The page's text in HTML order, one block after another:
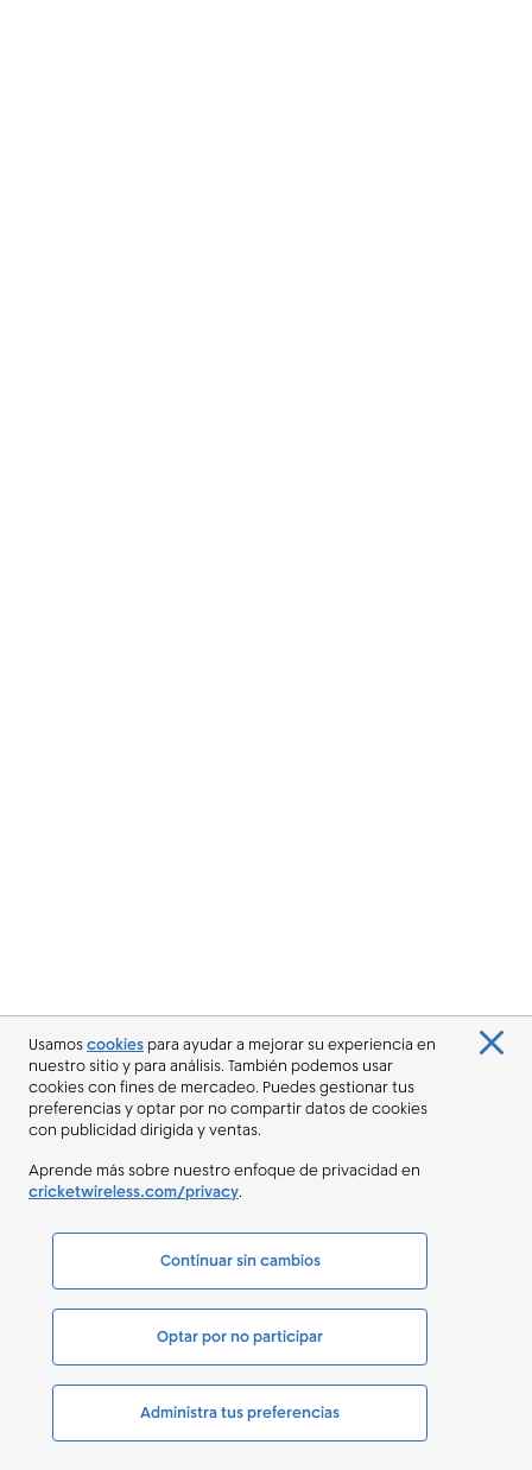
Usamoscookies para ayudar a mejorar su experiencia en
nuestro sitio y para análisis. También podemos usar
cookies con fines de mercadeo. Puedes gestionar tus
preferencias y optar por no compartir datos de cookies
con publicidad dirigida y ventas.
Aprende más sobre nuestro enfoque de privacidad en
cricketwireless.com/privacy.
Continuar sin cambios
Optar por no participar
Administra tus preferencias